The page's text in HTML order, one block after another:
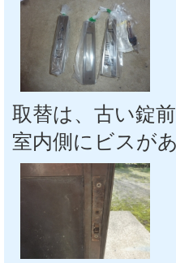
取替は、古い錠
室内側にビスが